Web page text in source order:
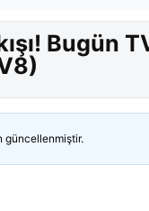
Bugün
güncellenmiştir.